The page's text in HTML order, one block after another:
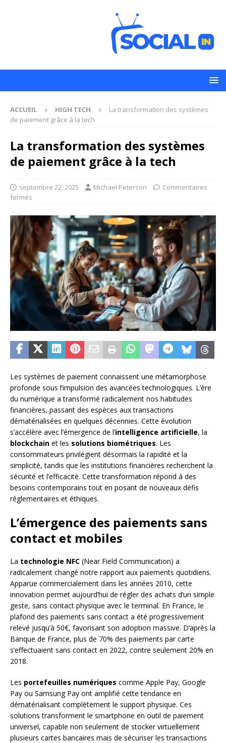
ACCUEIL HIGH TECH
La transformation des systèmes
de paiement grâce à la tech
La transformation des systèmes
de paiement grâce à la tech
septembre 22, 2025 Michael Peterson
Commentaires
fermés
Les systèmes de paiement connaissent une métamorphose
profonde sous l’impulsion des avancées technologiques. L’ère
du numérique a transformé radicalement nos habitudes
financières, passant des espèces aux transactions
dématérialisées en quelques décennies. Cette évolution
s’accélère avec l’émergence de l’intelligence artificielle, la
blockchain et les solutions biométriques. Les
consommateurs privilégient désormais la rapidité et la
simplicité, tandis que les institutions financières recherchent la
sécurité et l’efficacité. Cette transformation répond à des
besoins contemporains tout en posant de nouveaux défis
réglementaires et éthiques.
L’émergence des paiements sans
contact et mobiles
La technologie NFC (Near Field Communication) a
radicalement changé notre rapport aux paiements quotidiens.
Apparue commercialement dans les années 2010, cette
innovation permet aujourd’hui de régler des achats d’un simple
geste, sans contact physique avec le terminal. En France, le
plafond des paiements sans contact a été progressivement
relevé jusqu’à 50€, favorisant son adoption massive. D’après la
Banque de France, plus de 70% des paiements par carte
s’effectuaient sans contact en 2022, contre seulement 20% en
2018.
Les portefeuilles numériques comme Apple Pay, Google
Pay ou Samsung Pay ont amplifié cette tendance en
dématérialisant complètement le support physique. Ces
solutions transforment le smartphone en outil de paiement
universel, capable non seulement de stocker virtuellement
plusieurs cartes bancaires mais de sécuriser les transactions